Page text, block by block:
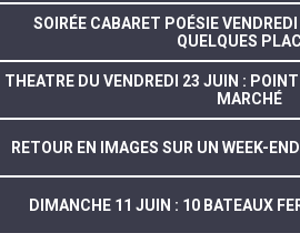
SOIRÉE CABARET POÉSIE
QUELQUES
THEATRE DU VENDREDI 23 JUIN :
MARCHÉ
RETOUR EN IMAGES SUR UN WEEK-
DIMANCHE 11 JUIN : 10 BATEAUX